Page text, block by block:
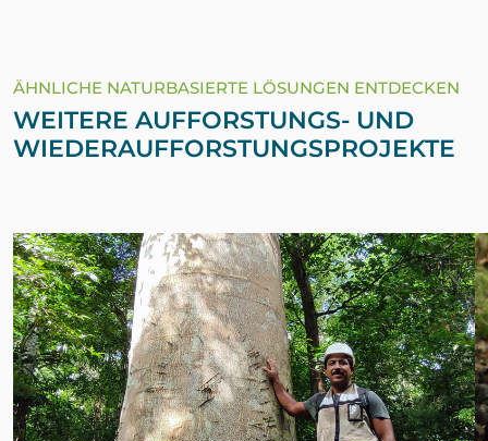
ÄHNLICHE NATURBASIERTE LÖSUNGEN ENTDECKEN
WEITERE AUFFORSTUNGS- UND
WIEDERAUFFORSTUNGSPROJEKTE